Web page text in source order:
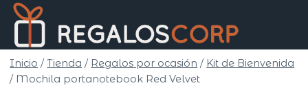
Saltar
contenido
Inicio / Tienda / Regalos por ocasión / Kit de Bienvenida
/ Mochila portanotebook Red Velvet